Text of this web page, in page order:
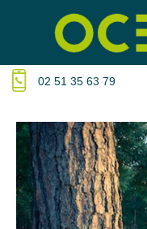
02 51 35 63 79